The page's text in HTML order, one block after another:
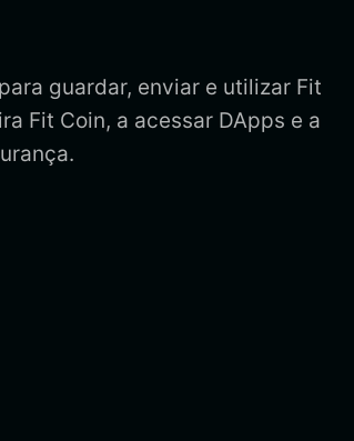
guardar, enviar e utilizar Fit
Fit Coin, a acessar DApps e a